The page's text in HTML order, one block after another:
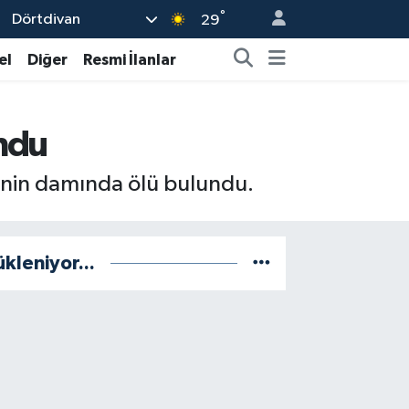
Dörtdivan 29°
Diğer Resmi İlanlar
damında ölü bulundu.